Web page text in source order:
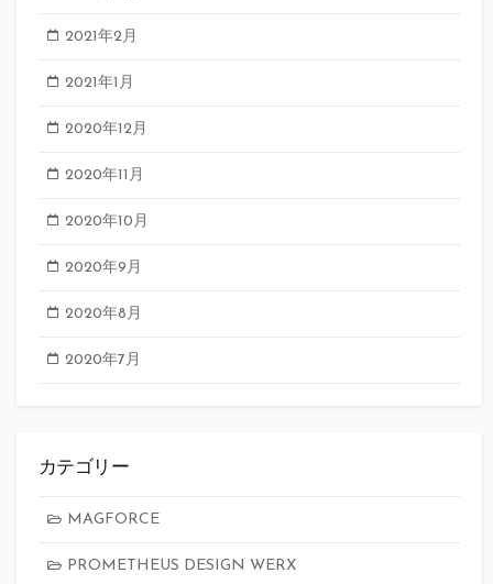
2021年2月
2021年1月
2020年12月
2020年11月
2020年10月
2020年9月
2020年8月
2020年7月
カテゴリー
MAGFORCE
PROMETHEUS DESIGN WERX